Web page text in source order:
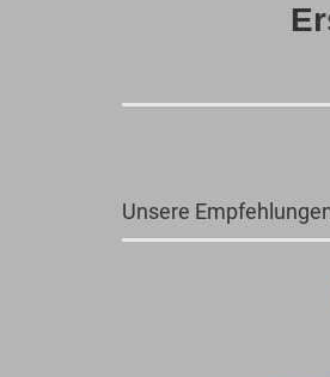
Unsere